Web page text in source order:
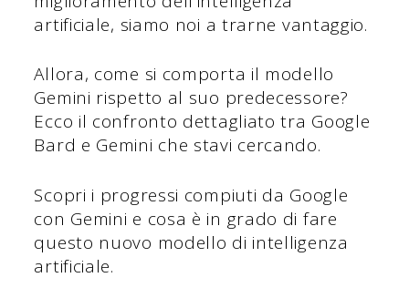
artificiale, siamo noi a trarne vantaggio.
Allora, come si comporta il modello
Gemini rispetto al suo predecessore?
Ecco il confronto dettagliato tra Google
Bard e Gemini che stavi cercando.
Scopri i progressi compiuti da Google
con Gemini e cosa è in grado di fare
questo nuovo modello di intelligenza
artificiale.